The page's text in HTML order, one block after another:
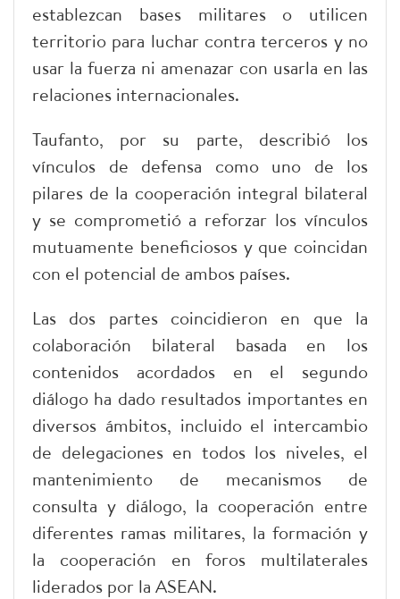
establezcan bases militares o utilicen
territorio para luchar contra terceros y no
usar la fuerza ni amenazar con usarla en las
relaciones internacionales.
Taufanto, por su parte, describió los
vínculos de defensa como uno de los
pilares de la cooperación integral bilateral
y se comprometió a reforzar los vínculos
mutuamente beneficiosos y que coincidan
con el potencial de ambos países.
Las dos partes coincidieron en que la
colaboración bilateral basada en los
contenidos acordados en el segundo
diálogo ha dado resultados importantes en
diversos ámbitos, incluido el intercambio
de delegaciones en todos los niveles, el
mantenimiento de mecanismos de
consulta y diálogo, la cooperación entre
diferentes ramas militares, la formación y
la cooperación en foros multilaterales
liderados por la ASEAN.